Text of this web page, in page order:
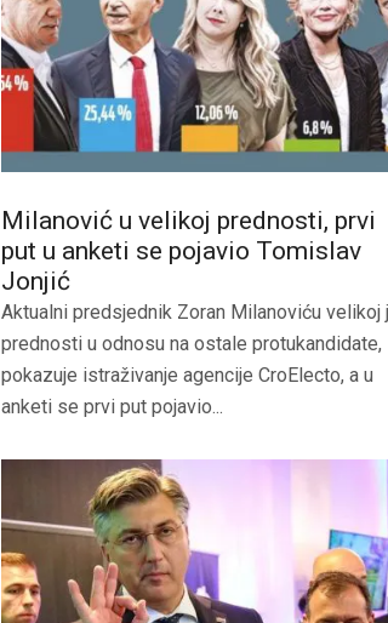
Milanović u velikoj prednosti, prvi
put u anketi se pojavio Tomislav
Jonjić
Aktualni predsjednik Zoran Milanoviću velikoj
prednosti u odnosu na ostale protukandidate,
pokazuje istraživanje agencije CroElecto, a u
anketi se prvi put pojavio...